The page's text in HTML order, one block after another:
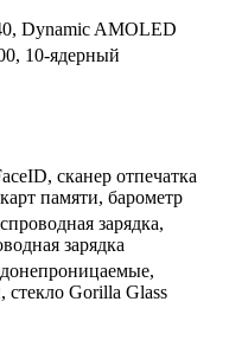
Dynamic AMOLED
10-ядерный
сканер отпечатка
памяти, барометр
зарядка,
зарядка
Gorilla Glass